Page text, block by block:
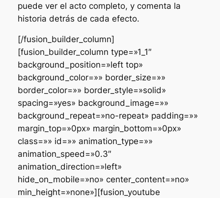
puede ver el acto completo, y comenta la
historia detrás de cada efecto.
[/fusion_builder_column]
[fusion_builder_column type=»1_1″
background_position=»left top»
background_color=»» border_size=»»
border_color=»» border_style=»solid»
spacing=»yes» background_image=»»
background_repeat=»no-repeat» padding=»»
margin_top=»0px» margin_bottom=»0px»
class=»» id=»» animation_type=»»
animation_speed=»0.3″
animation_direction=»left»
hide_on_mobile=»no» center_content=»no»
min_height=»none»][fusion_youtube